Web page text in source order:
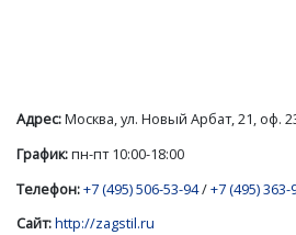
Адрес:Москва, ул. Новый Арбат, 21, оф.
График:пн-пт 10:00-18:00
Телефон:+7 (495) 506-53-94/+7 (495) 363-
Сайт:http://zagstil.ru